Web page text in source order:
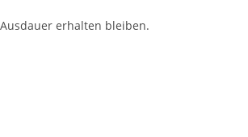
erhalten bleiben.